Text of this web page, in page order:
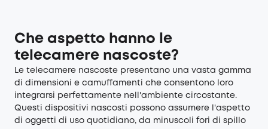
Che aspetto hanno le
telecamere nascoste?
Le telecamere nascoste presentano una vasta gamma
di dimensioni e camuffamenti che consentono loro
integrarsi perfettamente nell'ambiente circostante.
Questi dispositivi nascosti possono assumere l'aspetto
di oggetti di uso quotidiano, da minuscoli fori di spillo